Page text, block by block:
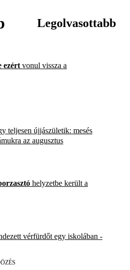
Legolvasottabb
ezértvonul vissza a
teljesen újjászületik: mesés
az augusztus
helyzetbe került a
vérfürdőt egy iskolában -